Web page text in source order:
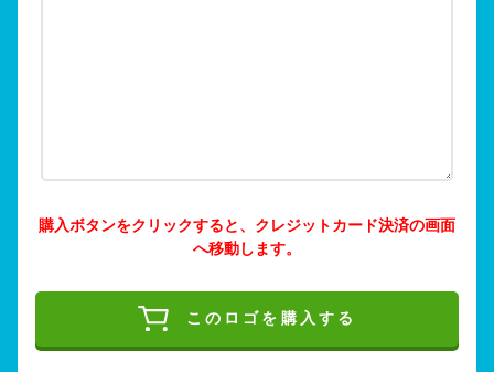
購入ボタンをクリックすると、クレジットカード決済の画面
へ移動します。
このロゴを購入する